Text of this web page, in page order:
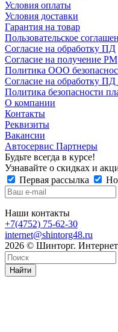
Условия оплаты
Условия доставки
Гарантия на товар
Пользовательское
Согласие на обработку ПД
Согласие на получение РМ
Политика ООО
Согласие на обработку
Политика безопасности
О компании
Контакты
Реквизиты
Вакансии
Автосервис Партнеры
Будьте всегда в курсе!
Узнавайте о скидках и
Первая рассылка
Наши контакты
+7(4752) 75-62-30
internet@shintorg48.ru
2026 © Шинторг. Интернет
Найти